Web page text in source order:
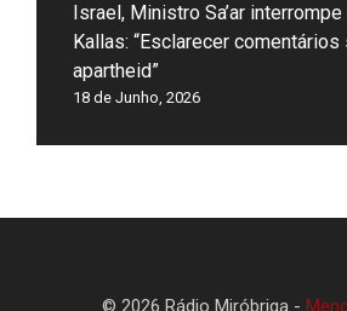
Israel, Ministro Sa’ar
Kallas: “Esclarecer
apartheid”
18 de Junho, 2026
© 2026 Rádio Miróbriga -